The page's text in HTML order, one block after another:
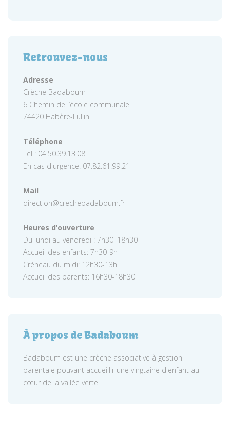
Retrouvez-nous
Adresse
Crèche Badaboum
6 Chemin de l’école communale
74420 Habère-Lullin
Téléphone
Tel : 04.50.39.13.08
En cas d'urgence: 07.82.61.99.21
Mail
direction@crechebadaboum.fr
Heures d’ouverture
Du lundi au vendredi : 7h30–18h30
Accueil des enfants: 7h30-9h
Créneau du midi: 12h30-13h
Accueil des parents: 16h30-18h30
À propos de Badaboum
Badaboum est une crèche associative à gestion
parentale pouvant accueillir une vingtaine d'enfant au
cœur de la vallée verte.